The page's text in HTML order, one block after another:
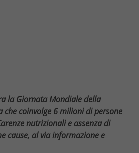
la Giornata Mondiale della
che coinvolge 6 milioni di persone
nutrizionali e assenza di
cause, al via informazione e